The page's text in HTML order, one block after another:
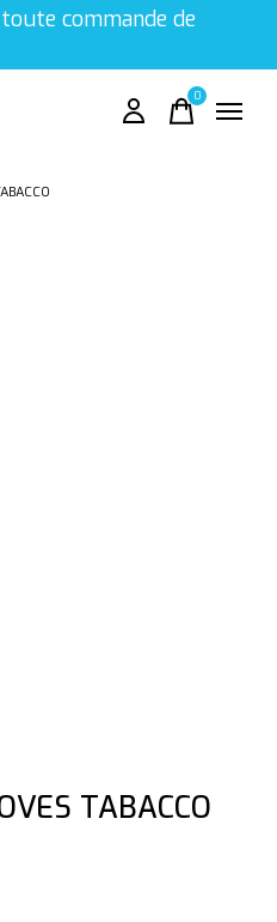
commande de
0items
TABACCO